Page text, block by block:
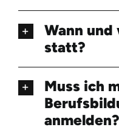
Wann
statt?
Muss ich
anmelden?